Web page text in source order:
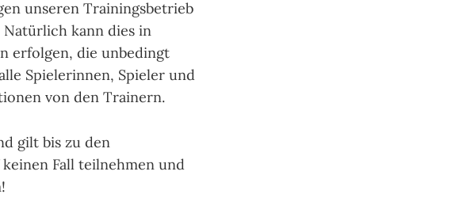
unseren Trainingsbetrieb
kann dies in
erfolgen, die unbedingt
Spielerinnen, Spieler und
von den Trainern.
gilt bis zu den
Fall teilnehmen und